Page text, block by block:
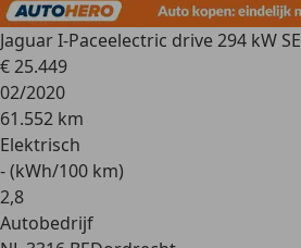
Jaguar I-Paceelectric drive 294 kW SE
€ 25.449
02/2020
61.552 km
Elektrisch
- (kWh/100 km)
2,8
Autobedrijf